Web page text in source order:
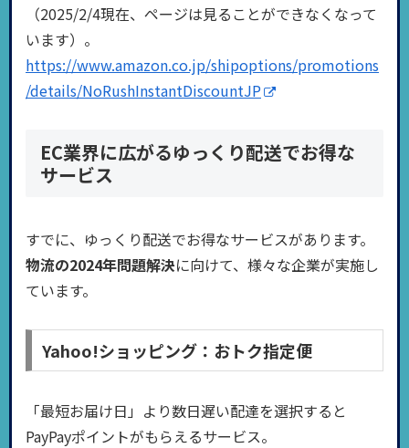
（2025/2/4現在、ページは見ることができなくなって
います）。
https://www.amazon.co.jp/shipoptions/promotions
/details/NoRushInstantDiscountJP
EC業界に広がるゆっくり配送でお得な
サービス
すでに、ゆっくり配送でお得なサービスがあります。
物流の2024年問題解決に向けて、様々な企業が実施し
ています。
Yahoo!ショッピング：おトク指定便
「最短お届け日」より数日遅い配達を選択すると
PayPayポイントがもらえるサービス。